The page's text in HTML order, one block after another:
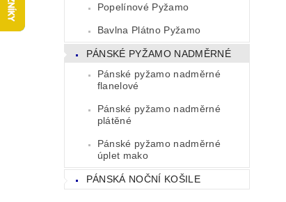
Popelínové Pyžamo
Bavlna Plátno Pyžamo
PÁNSKÉ PYŽAMO NADMĚRNÉ
Pánské pyžamo nadměrné
flanelové
Pánské pyžamo nadměrné
plátěné
Pánské pyžamo nadměrné
úplet mako
PÁNSKÁ NOČNÍ KOŠILE